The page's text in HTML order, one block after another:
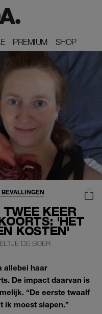
PREMIUM
PREMIUM SHOP
SHOP
KEER
'HET
KOSTEN'
DE BOER
allebei haar
De impact daarvan is
“De eerste twaalf
ik moest slapen.”